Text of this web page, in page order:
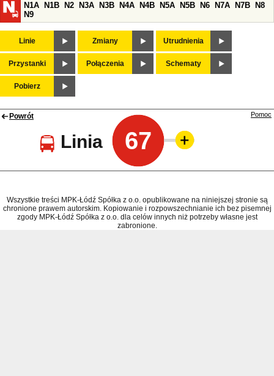
N1A
N1B N2 N3A N3B N4A N4B N5A N5B N6 N7A N7B
N8
N9
Linie Zmiany Utrudnienia
Przystanki Połączenia Schematy
Pobierz
Powrót
Linia 67
Pomoc
Wszystkie treści MPK-Łódź Spółka z o.o. opublikowane na niniejszej stronie są
chronione prawem autorskim. Kopiowanie i rozpowszechnianie ich bez pisemnej
zgody MPK-Łódź Spółka z o.o. dla celów innych niż potrzeby własne jest
zabronione.